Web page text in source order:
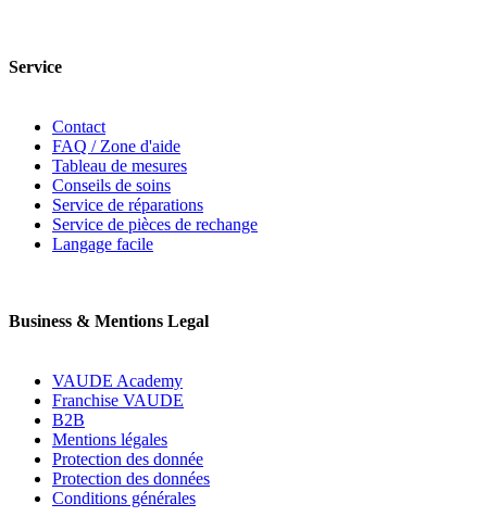
Service
Contact
FAQ / Zone d'aide
Tableau de mesures
Conseils de soins
Service de réparations
Service de pièces de rechange
Langage facile
Business & Mentions Legal
VAUDE Academy
Franchise VAUDE
B2B
Mentions légales
Protection des donnée
Protection des données
Conditions générales